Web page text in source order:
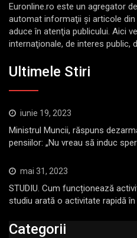
Euronline.ro este un agregator
automat informaţii şi articole
aduce în atenţia publicului. Aici
internaţionale, de interes public,
Ultimele Stiri
iunie 19, 2023
Ministrul Muncii, răspuns
pensiilor: „Nu vreau să induc
mai 31, 2023
STUDIU. Cum funcționează
studiu arată o activitate rapidă
Categorii